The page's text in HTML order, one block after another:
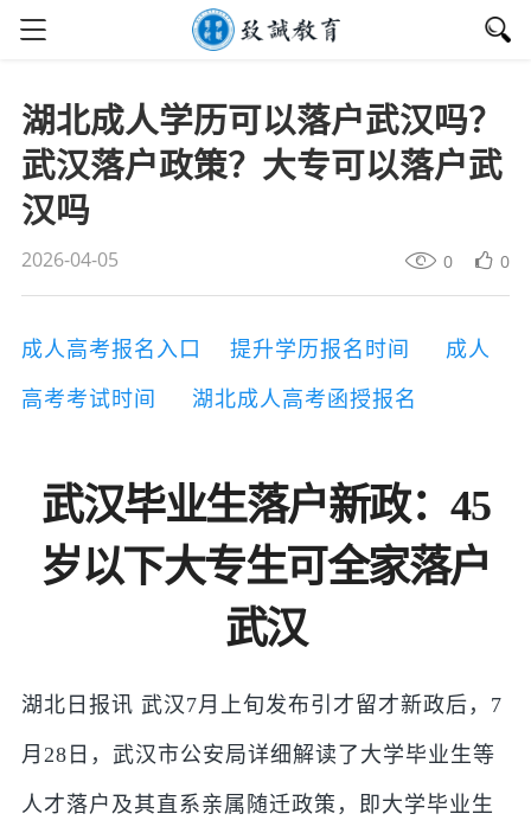
湖北成人学历可以落户武汉吗？
武汉落户政策？大专可以落户武
汉吗
2026-04-05 0 0
成人高考报名入口 提升学历报名时间 成人
高考考试时间 湖北成人高考函授报名
武汉毕业生落户新政：45
岁以下大专生可全家落户
武汉
湖北日报讯 武汉7月上旬发布引才留才新政后，7
月28日，武汉市公安局详细解读了大学毕业生等
人才落户及其直系亲属随迁政策，即大学毕业生